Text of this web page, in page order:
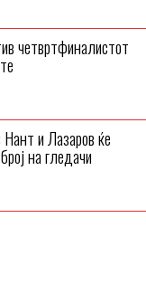
четвртфиналистот
и Лазаров ќе
на гледачи